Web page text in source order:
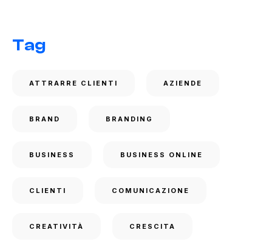
Tag
ATTRARRE CLIENTI AZIENDE
BRAND BRANDING
BUSINESS BUSINESS ONLINE
CLIENTI COMUNICAZIONE
CREATIVITÀ CRESCITA